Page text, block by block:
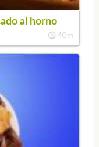
al horno
40m